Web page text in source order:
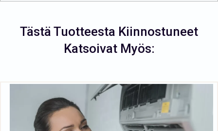
Tästä Tuotteesta Kiinnostuneet
Katsoivat Myös: